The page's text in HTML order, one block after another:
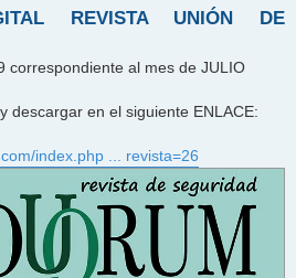
REVISTA UNIÓN DE
correspondiente al mes de JULIO
descargar en el siguiente ENLACE:
index.php ... revista=26